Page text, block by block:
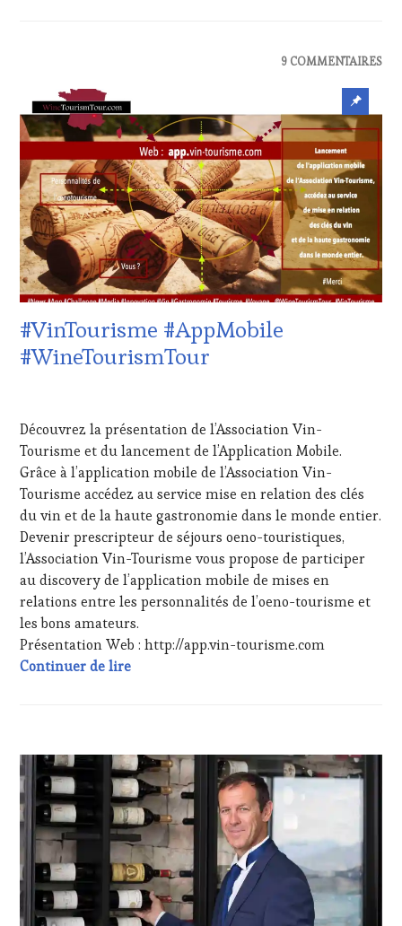
VIN
TOURISME,
PRODUCTEURS
RESTAURATEUR,
CHEF,
CUISINIER,
ŒNOLOGUE,
SOMMELIER,
SALONS
INTERNATIONAUX,
VIGNOBLES,
TASTING
VOUCHER
WINE
WINE
TOURISM
TOUR,
WINETASTINGVOUCHER.COM
WINE
TASTING
CORSICA,
CÔTES-
DE-
PROVENCE,
CULTURAL
GUEST
DOMAINE
VITICOLE,
VIN
TOURISME
,
EDITION
DU
VIN
ET
DE
LA
HAUTE
GASTRONOMIE
FRANÇAISE,
FAMOUS
HOST,
GUEST,
INVITATIONS
&
DÉGUSTATIONS,
WINE
MÉDIAS,
PRESSE
ÉCRITE,
RADIO,
TV,
WEB
OENOTOURISME,
PALETTE,
PARTENAIRES
VIN
9 COMMENTAIRES
Article
mis
avant
#VinTourisme #AppMobile
#WineTourismTour
2022
Découvrez la présentation de l’Association Vin-
Tourisme et du lancement de l’Application Mobile.
Grâce à l’application mobile de l’Association Vin-
Tourisme accédez au service mise en relation des clés
du vin et de la haute gastronomie dans le monde entier.
Devenir prescripteur de séjours oeno-touristiques,
l’Association Vin-Tourisme vous propose de participer
au discovery de l’application mobile de mises en
relations entre les personnalités de l’oeno-tourisme et
les bons amateurs.
Présentation Web : http://app.vin-tourisme.com
Continuer de lire#VinTourisme #AppMobile
CLUB
:
WINE
TASTING
VOUCHER ,
DOMAINE
VITICOLE,
ADHÉRENT,
VIN